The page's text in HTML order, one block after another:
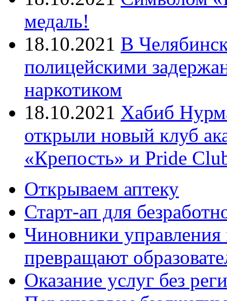
медаль!
18.10.2021 В
полицейскими
наркотиком
18.10.2021 Хабиб
открыли новый клуб
«Крепость» и Pride
Открываем аптеку
Старт-ап для
Чиновники
превращают
Оказание услуг без